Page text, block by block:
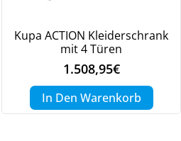
Kupa ACTION Kleiderschrank
mit 4 Türen
1.508,95€
In Den Warenkorb